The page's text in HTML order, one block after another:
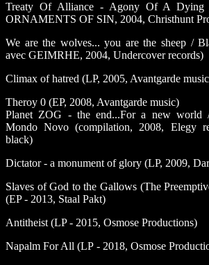
Treaty Of Alliance - Agony Of A Dying
ORNAMENTS OF SIN, 2004, Christhunt
We are the wolves... you are the sheep /
avec GEIMRHE, 2004, Undercover records)
Climax of hatred (LP, 2005, Avantgarde
Theroy 0 (EP, 2008, Avantgarde music)
Planet ZOG - the end...For a new world
Mondo Novo (compilation, 2008, Elegy
black)
Dictator - a monument of glory (LP, 2009,
Slaves of God to the Gallows (The
(EP - 2013, Staal Pakt)
Antitheist (LP - 2015, Osmose Productions)
Napalm For All (LP - 2018, Osmose